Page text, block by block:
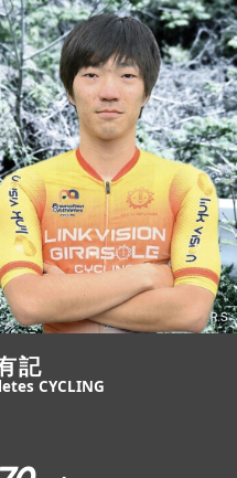
選手
ド
録
ー
とは
記
CYCLING